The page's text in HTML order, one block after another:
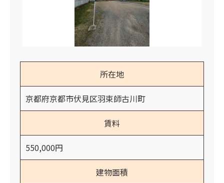
所在地
京都府京都市伏見区羽束師古川町
賃料
550,000円
建物面積